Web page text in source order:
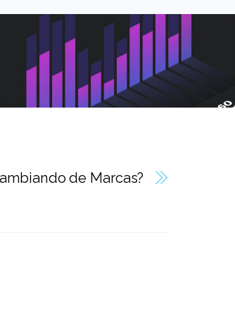
de Marcas?